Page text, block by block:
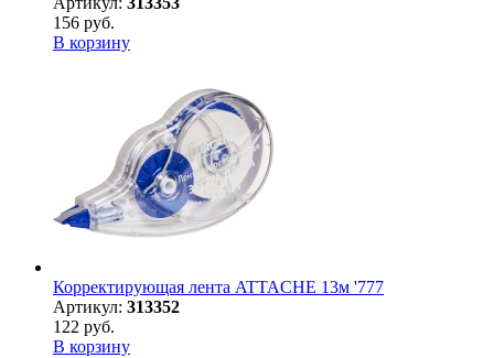
156 руб.
В корзину
Корректирующая лента ATTACHE 13м '777
Артикул: 313352
122 руб.
В корзину